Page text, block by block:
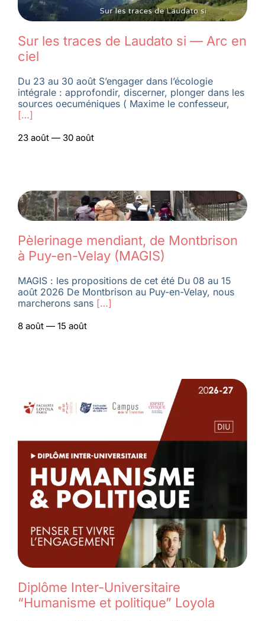
Membres
L’actu
Nous soutenir
Sur les traces de Laudato si — Arc en
ciel
Du 23 au 30 août S’engager dans l’écologie
intégrale : approfondir, discerner, plonger dans les
sources oecuméniques ( Maxime le confesseur,
[…]
23 août — 30 août
Pèlerinage mendiant, de Montbrison
à Puy-en-Velay (MAGIS)
MAGIS : les propositions de cet été Du 08 au 15
août 2026 De Montbrison au Puy-en-Velay, nous
marcherons sans[…]
8 août — 15 août
Diplôme Inter-Universitaire
“Humanisme et politique” Loyola